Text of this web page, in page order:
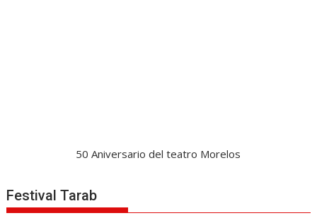
50 Aniversario del teatro Morelos
Festival Tarab